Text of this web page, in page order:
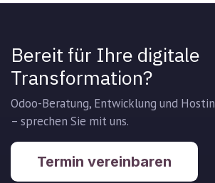
Bereit für Ihre digitale
Transformation?
Odoo-Beratung, Entwicklung und
– sprechen Sie mit uns.
Termin vereinbaren